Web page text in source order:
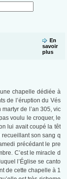
En
savoir
plus
chapelle dédiée à
de l’éruption du Vés
de l’an 305, vic
voulu le croquer, le
lui avait coupé la têt
recueillant son sang q
précédant le pre
C’est le miracle d
l’Église se canto
de cette chapelle à 1